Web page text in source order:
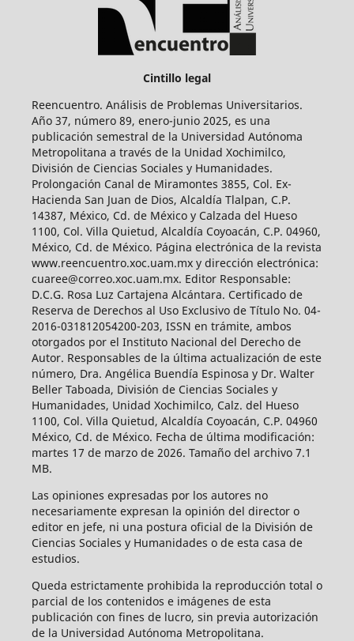
Cintillo legal
Reencuentro. Análisis de Problemas Universitarios.
Año 37, número 89, enero-junio 2025, es una
publicación semestral de la Universidad Autónoma
Metropolitana a través de la Unidad Xochimilco,
División de Ciencias Sociales y Humanidades.
Prolongación Canal de Miramontes 3855, Col. Ex-
Hacienda San Juan de Dios, Alcaldía Tlalpan, C.P.
14387, México, Cd. de México y Calzada del Hueso
1100, Col. Villa Quietud, Alcaldía Coyoacán, C.P. 04960,
México, Cd. de México. Página electrónica de la revista
www.reencuentro.xoc.uam.mx y dirección electrónica:
cuaree@correo.xoc.uam.mx. Editor Responsable:
D.C.G. Rosa Luz Cartajena Alcántara. Certificado de
Reserva de Derechos al Uso Exclusivo de Título No. 04-
2016-031812054200-203, ISSN en trámite, ambos
otorgados por el Instituto Nacional del Derecho de
Autor. Responsables de la última actualización de este
número, Dra. Angélica Buendía Espinosa y Dr. Walter
Beller Taboada, División de Ciencias Sociales y
Humanidades, Unidad Xochimilco, Calz. del Hueso
1100, Col. Villa Quietud, Alcaldía Coyoacán, C.P. 04960
México, Cd. de México. Fecha de última modificación:
martes 17 de marzo de 2026. Tamaño del archivo 7.1
MB.
Las opiniones expresadas por los autores no
necesariamente expresan la opinión del director o
editor en jefe, ni una postura oficial de la División de
Ciencias Sociales y Humanidades o de esta casa de
estudios.
Queda estrictamente prohibida la reproducción total o
parcial de los contenidos e imágenes de esta
publicación con fines de lucro, sin previa autorización
de la Universidad Autónoma Metropolitana.